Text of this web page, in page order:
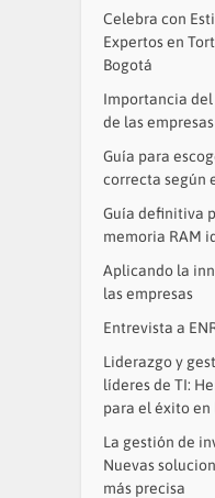
Celebra con
Expertos en
Bogotá
Importancia
de las empresas
Guía para
correcta según
Guía definitiva
memoria RAM
Aplicando la
las empresas
Entrevista a
Liderazgo y
líderes de TI:
para el éxito
La gestión de
Nuevas
más precisa